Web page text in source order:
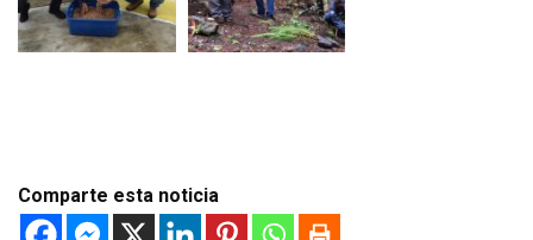
Comparte esta noticia